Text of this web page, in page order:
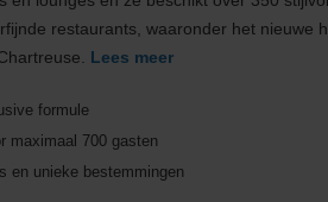
Oost-Caribbean
West-Middellandse Zee
vragen
restaurants, waaronder het nieuwe
Lees meer
formule
maximaal 700 gasten
en unieke bestemmingen